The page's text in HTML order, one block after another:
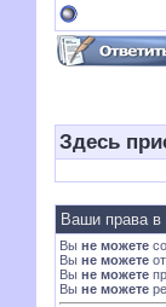
Здесь
Ваши права в
Вы не можете
Вы не можете
Вы не можете
Вы не можете